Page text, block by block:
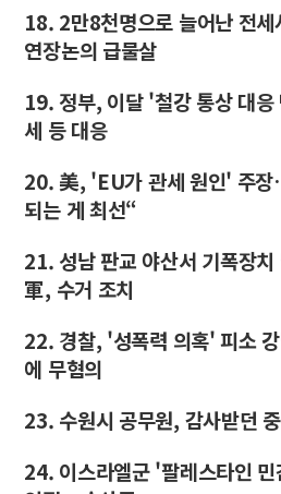
18. 2만8천명으로 늘어난 전
연장논의 급물살
19. 정부, 이달 '철강 통상 대
세 등 대응
20. 美, 'EU가 관세 원인' 주
되는 게 최선“
21. 성남 판교 야산서 기폭장
軍, 수거 조치
22. 경찰, '성폭력 의혹' 피소
에 무혐의
23. 수원시 공무원, 감사받던
24. 이스라엘군 '팔레스타인